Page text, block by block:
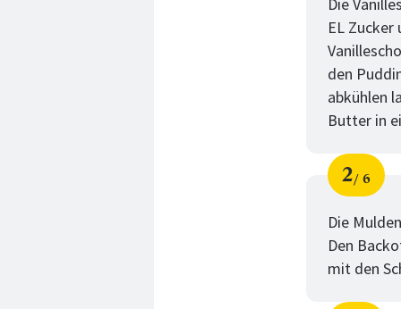
EL
den
abkühlen
Butter in
Schritt
2
von
6
Die
Den
mit den